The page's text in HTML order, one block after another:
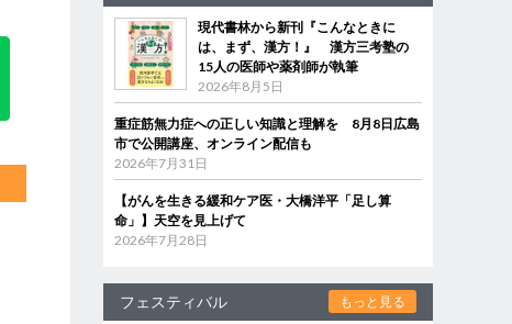
現代書林から新刊『こんなときに
は、まず、漢方！』 漢方三考塾の
15人の医師や薬剤師が執筆
2026年8月5日
重症筋無力症への正しい知識と理解を 8月8日広島
市で公開講座、オンライン配信も
2026年7月31日
【がんを生きる緩和ケア医・大橋洋平「足し算
命」】天空を見上げて
2026年7月28日
フェスティバル もっと見る